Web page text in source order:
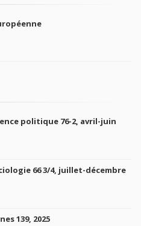
politique 76-2, avril-juin
66 3/4, juillet-décembre
139, 2025